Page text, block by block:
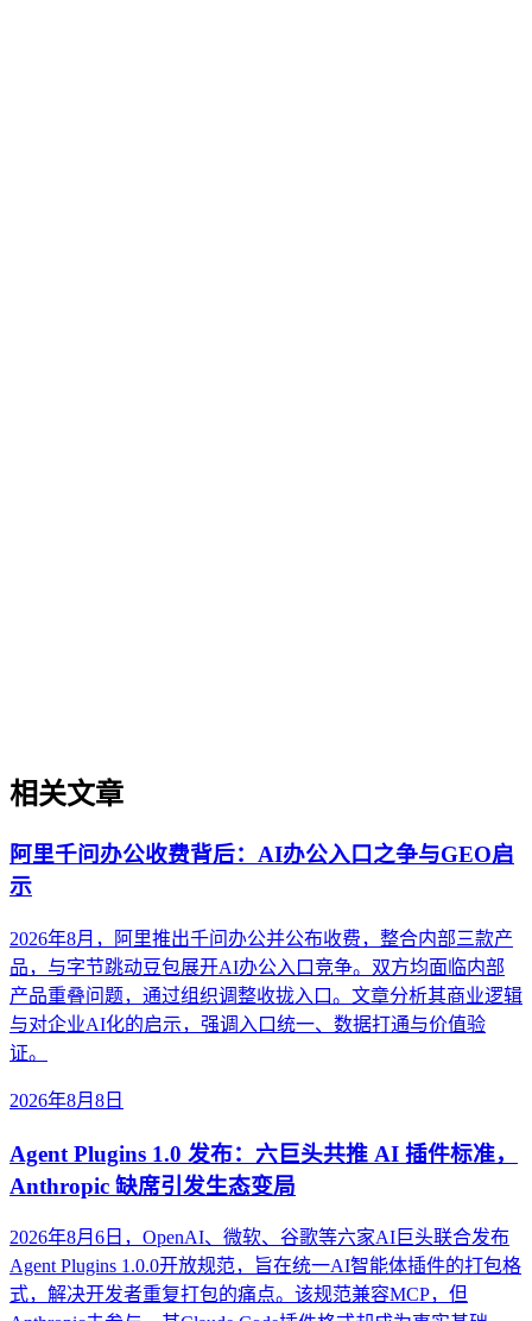
相关文章
阿里千问办公收费背后：AI办公入口之争与GEO启
示
2026年8月，阿里推出千问办公并公布收费，整合内部三款产
品，与字节跳动豆包展开AI办公入口竞争。双方均面临内部
产品重叠问题，通过组织调整收拢入口。文章分析其商业逻辑
与对企业AI化的启示，强调入口统一、数据打通与价值验
证。
2026年8月8日
Agent Plugins 1.0 发布：六巨头共推 AI 插件标准，
Anthropic 缺席引发生态变局
2026年8月6日，OpenAI、微软、谷歌等六家AI巨头联合发布
Agent Plugins 1.0.0开放规范，旨在统一AI智能体插件的打包格
式，解决开发者重复打包的痛点。该规范兼容MCP，但